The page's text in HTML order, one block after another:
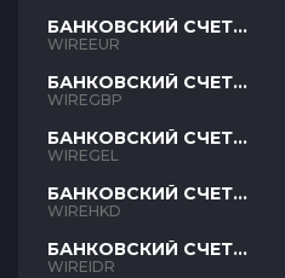
БАНКОВСКИЙ СЧЕТ
EUR
WIREEUR
БАНКОВСКИЙ СЧЕТ
GBP
WIREGBP
БАНКОВСКИЙ СЧЕТ
GEL
WIREGEL
БАНКОВСКИЙ СЧЕТ
HKD
WIREHKD
БАНКОВСКИЙ СЧЕТ
IDR
WIREIDR